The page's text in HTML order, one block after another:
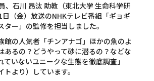
、石川 昂汰 助教（東北大学 生命科学研
（金）放送のNHKテレビ番組「ギョギ
ー」の監修を担当しました。
館の人気者「チンアナゴ」ほかの魚のよ
あるの？どうやって砂に潜るの？などな
ていないユニークな生態を徹底調査」
トより）しています。